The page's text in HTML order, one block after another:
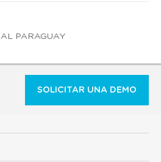
PARAGUAY
SOLICITAR UNA DEMO